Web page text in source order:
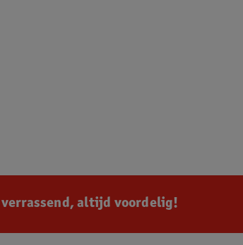
verrassend, altijd voordelig!